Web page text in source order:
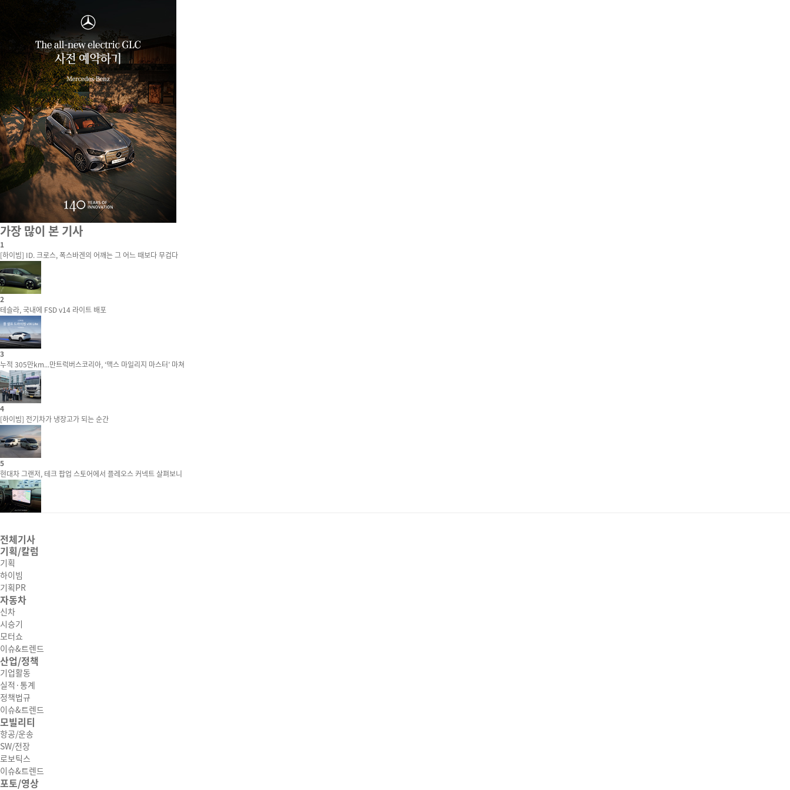
가장 많이 본 기사
1
[하이빔] ID. 크로스, 폭스바겐의 어깨는 그 어느 때보다 무겁다
2
테슬라, 국내에 FSD v14 라이트 배포
3
누적 305만km...만트럭버스코리아, ‘맥스 마일리지 마스터’ 마쳐
4
[하이빔] 전기차가 냉장고가 되는 순간
5
현대차 그랜저, 테크 팝업 스토어에서 플레오스 커넥트 살펴보니
전체기사
기획/칼럼
기획
하이빔
기획PR
자동차
신차
시승기
모터쇼
이슈&트렌드
산업/정책
기업활동
실적·통계
정책법규
이슈&트렌드
모빌리티
항공/운송
SW/전장
로보틱스
이슈&트렌드
포토/영상